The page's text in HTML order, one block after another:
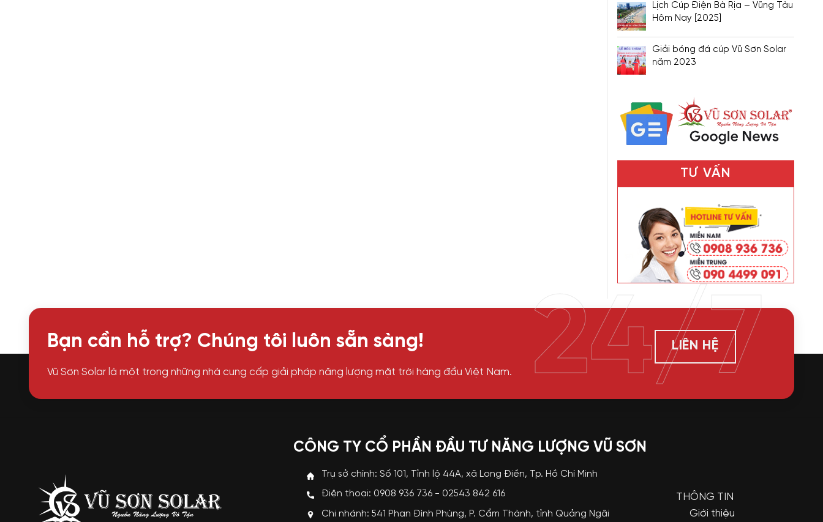
Lịch Cúp Điện Bà Rịa – Vũng Tàu
Hôm Nay [2025]
Giải bóng đá cúp Vũ Sơn Solar
năm 2023
TƯ VẤN
Bạn cần hỗ trợ? Chúng tôi luôn sẵn sàng!
Vũ Sơn Solar là một trong những nhà cung cấp giải pháp năng lượng mặt trời hàng đầu Việt Nam.
LIÊN HỆ
24/7
CÔNG TY CỔ PHẦN ĐẦU TƯ NĂNG LƯỢNG VŨ SƠN
Trụ sở chính: Số 101, Tỉnh lộ 44A, xã Long Điền, Tp. Hồ Chí Minh
Điện thoại: 0908 936 736 - 02543 842 616
Chi nhánh: 541 Phan Đình Phùng, P. Cẩm Thành, tỉnh Quảng Ngãi
THÔNG TIN
Giới thiệu